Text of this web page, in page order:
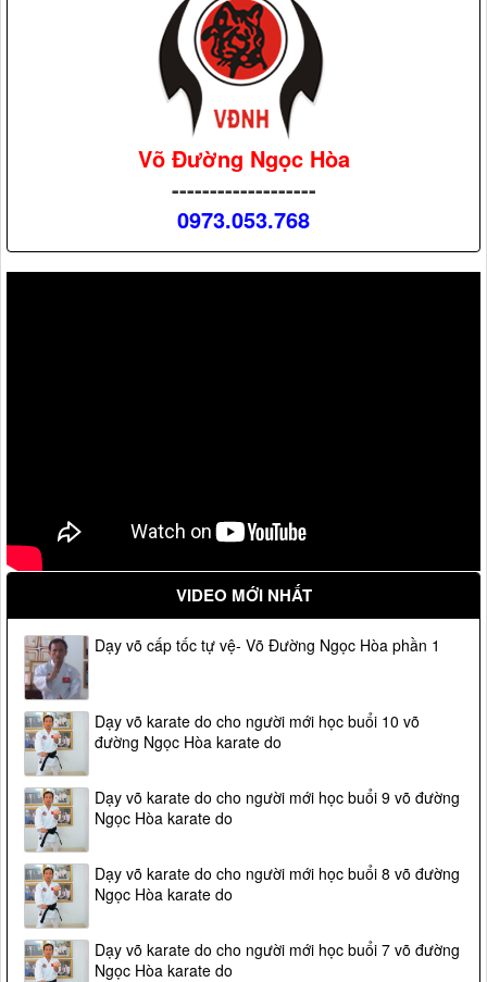
Võ Đường Ngọc Hòa
-------------------
0973.053.768
VIDEO MỚI NHẤT
Dạy võ cấp tốc tự vệ- Võ Đường Ngọc Hòa phần 1
Dạy võ karate do cho người mới học buổi 10 võ
đường Ngọc Hòa karate do
Dạy võ karate do cho người mới học buổi 9 võ đường
Ngọc Hòa karate do
Dạy võ karate do cho người mới học buổi 8 võ đường
Ngọc Hòa karate do
Dạy võ karate do cho người mới học buổi 7 võ đường
Ngọc Hòa karate do